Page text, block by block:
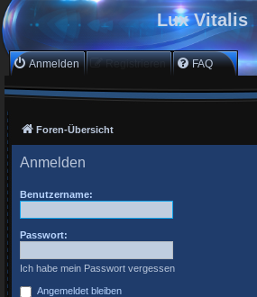
Lux Vitalis
Anmelden Registrieren FAQ
Foren-Übersicht
Anmelden
Benutzername:
Passwort:
Ich habe mein Passwort vergessen
Angemeldet bleiben